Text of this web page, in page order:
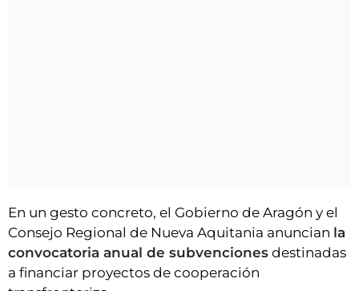
En un gesto concreto, el Gobierno de Aragón y el
Consejo Regional de Nueva Aquitania anuncian la
convocatoria anual de subvenciones destinadas
a financiar proyectos de cooperación